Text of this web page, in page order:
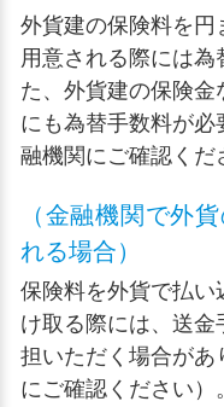
外貨建の保険料を
用意される際には為
た、外貨建の保険
にも為替手数料が
融機関にご確認くだ
（金融機関で外
れる場合）
保険料を外貨で払い
け取る際には、送金
担いただく場合があ
にご確認ください）。